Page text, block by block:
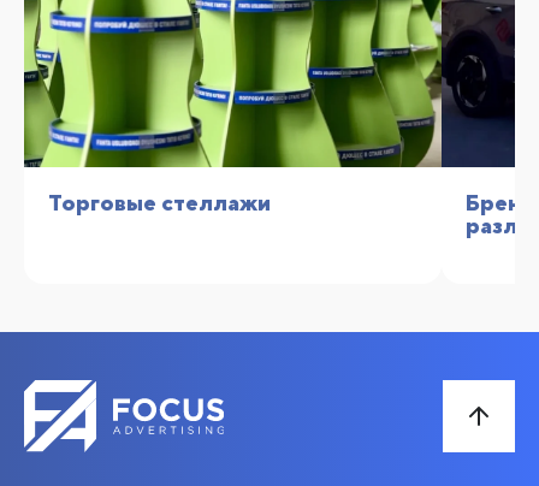
Торговые стеллажи